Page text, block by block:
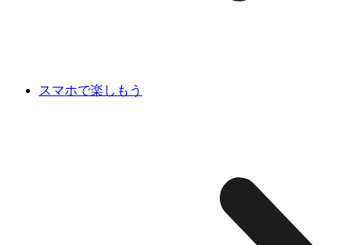
スマホで楽しもう